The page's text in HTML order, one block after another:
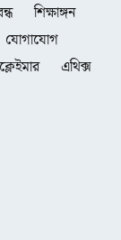
শিক্ষাঙ্গন
যোগাযোগ
এথিক্স